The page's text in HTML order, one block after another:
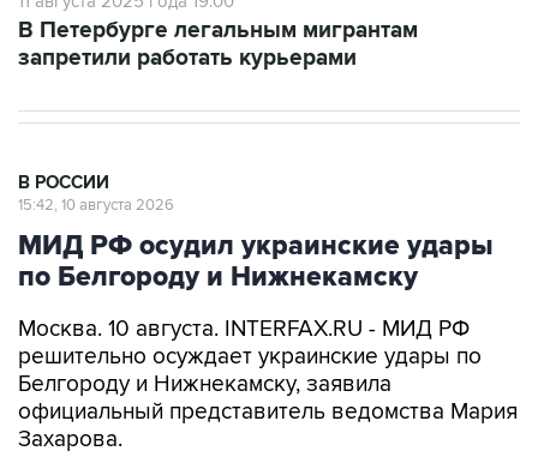
В Петербурге легальным мигрантам
запретили работать курьерами
В РОССИИ
15:42, 10 августа 2026
МИД РФ осудил украинские удары
по Белгороду и Нижнекамску
Москва. 10 августа. INTERFAX.RU - МИД РФ
решительно осуждает украинские удары по
Белгороду и Нижнекамску, заявила
официальный представитель ведомства Мария
Захарова.